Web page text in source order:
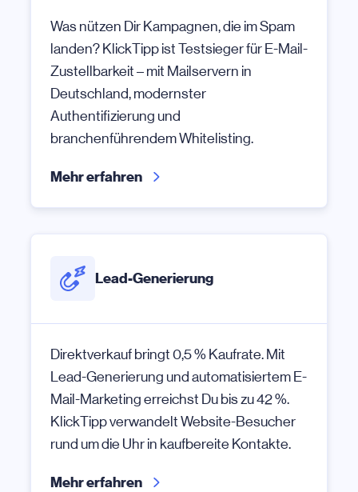
Was nützen Dir Kampagnen, die im Spam
landen? KlickTipp ist Testsieger für E-Mail-
Zustellbarkeit – mit Mailservern in
Deutschland, modernster
Authentifizierung und
branchenführendem Whitelisting.
Mehr erfahren
Lead-Generierung
Direktverkauf bringt 0,5 % Kaufrate. Mit
Lead-Generierung und automatisiertem E-
Mail-Marketing erreichst Du bis zu 42 %.
KlickTipp verwandelt Website-Besucher
rund um die Uhr in kaufbereite Kontakte.
Mehr erfahren